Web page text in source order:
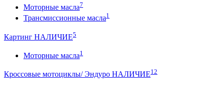
Моторные масла7
Трансмиссионные масла1
Картинг НАЛИЧИЕ5
Моторные масла1
Кроссовые мотоциклы/ Эндуро НАЛИЧИЕ12